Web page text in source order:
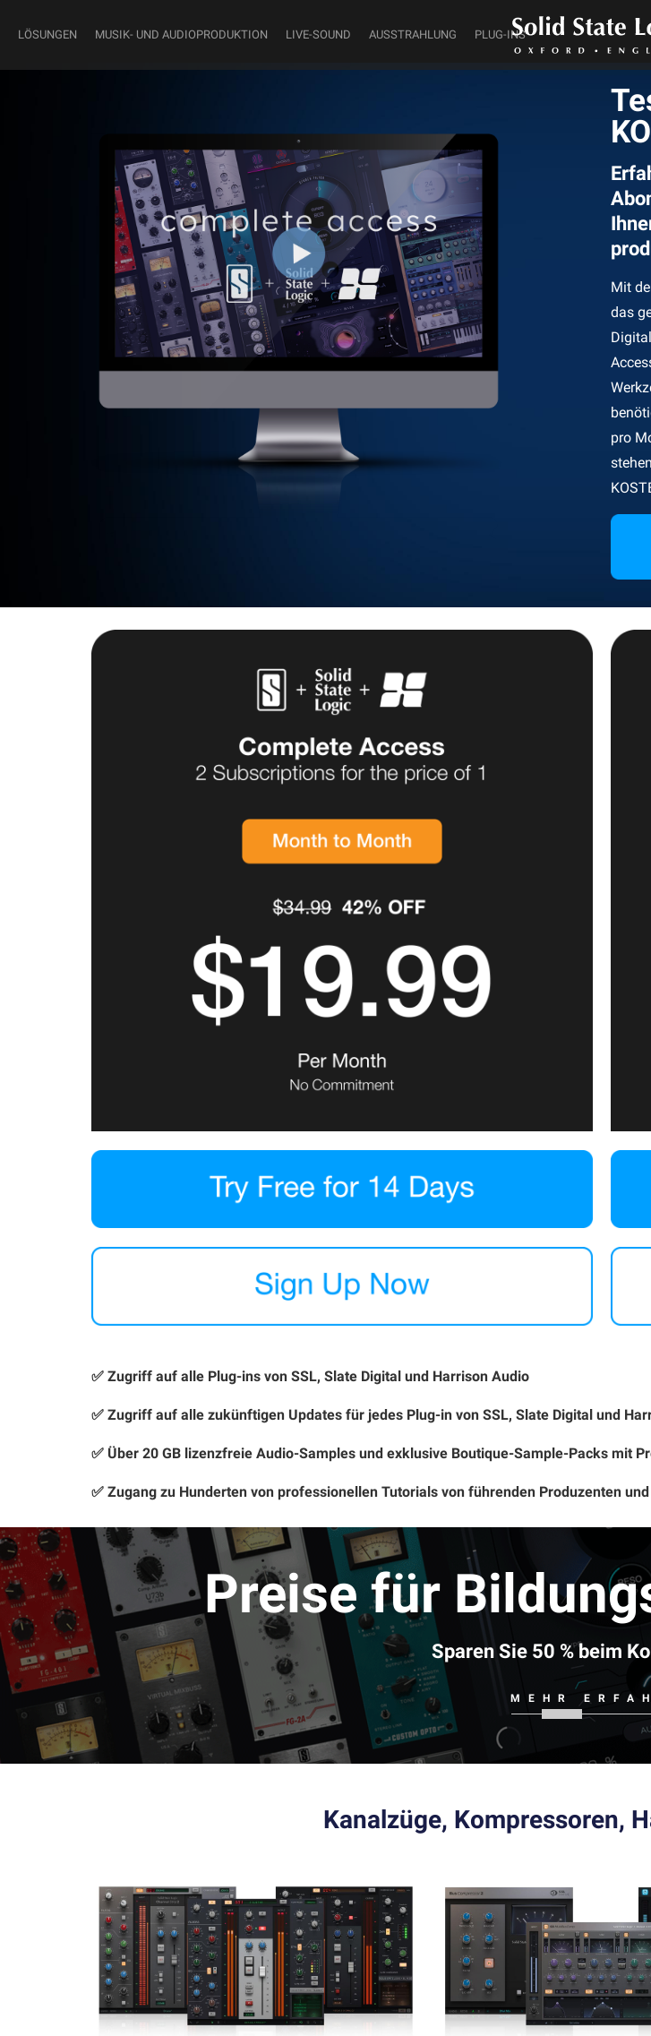
LÖSUNGEN MUSIK- UND AUDIOPRODUKTION LIVE-SOUND AUSSTRAHLUNG PLUG-INS
Mit
das
pro
✅ Zugriff auf alle Plug-ins von SSL, Slate Digital und Harrison Audio
✅ Zugriff auf alle zukünftigen Updates für jedes Plug-in von SSL, Slate Digital und
✅ Über 20 GB lizenzfreie Audio-Samples und exklusive Boutique-Sample-Packs mit
✅ Zugang zu Hunderten von professionellen Tutorials von führenden Produzenten
Preise für
Sparen Sie 50 % beim
MEHR
Kanalzüge, Kompressoren,